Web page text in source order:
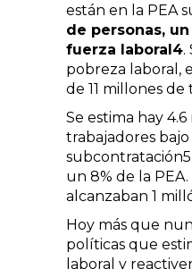
están en la PEA
de personas,
fuerza laboral4.
pobreza laboral,
de 11 millones de
Se estima hay
trabajadores
un 8% de la
alcanzaban 1
Hoy más que
políticas que
laboral y